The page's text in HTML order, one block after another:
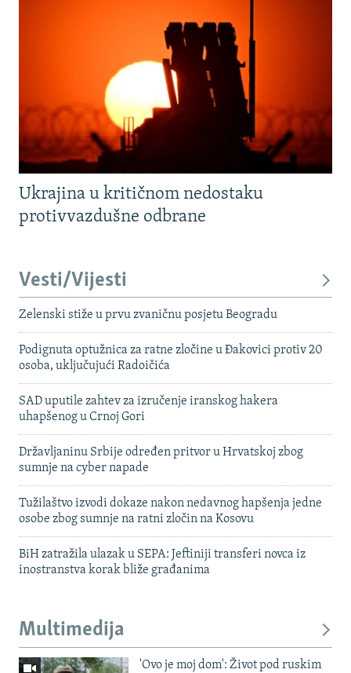
Ukrajina u kritičnom nedostaku
protivvazdušne odbrane
Vesti/Vijesti
Zelenski stiže u prvu zvaničnu posjetu Beogradu
Podignuta optužnica za ratne zločine u Đakovici protiv 20
osoba, uključujući Radoičića
SAD uputile zahtev za izručenje iranskog hakera
uhapšenog u Crnoj Gori
Državljaninu Srbije određen pritvor u Hrvatskoj zbog
sumnje na cyber napade
Tužilaštvo izvodi dokaze nakon nedavnog hapšenja jedne
osobe zbog sumnje na ratni zločin na Kosovu
BiH zatražila ulazak u SEPA: Jeftiniji transferi novca iz
inostranstva korak bliže građanima
Multimedija
'Ovo je moj dom': Život pod ruskim